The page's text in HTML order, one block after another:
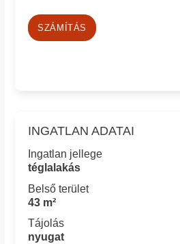
SZÁMÍTÁS
INGATLAN ADATAI
Ingatlan jellege
téglalakás
Belső terület
43 m²
Tájolás
nyugat